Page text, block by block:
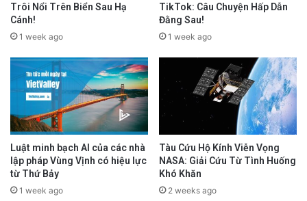
Trôi Nổi Trên Biển Sau Hạ
Cánh!
1 week ago
TikTok: Câu Chuyện Hấp Dẫn
Đằng Sau!
1 week ago
Luật minh bạch AI của các nhà
lập pháp Vùng Vịnh có hiệu lực
từ Thứ Bảy
1 week ago
Tàu Cứu Hộ Kính Viễn Vọng
NASA: Giải Cứu Từ Tình Huống
Khó Khăn
2 weeks ago